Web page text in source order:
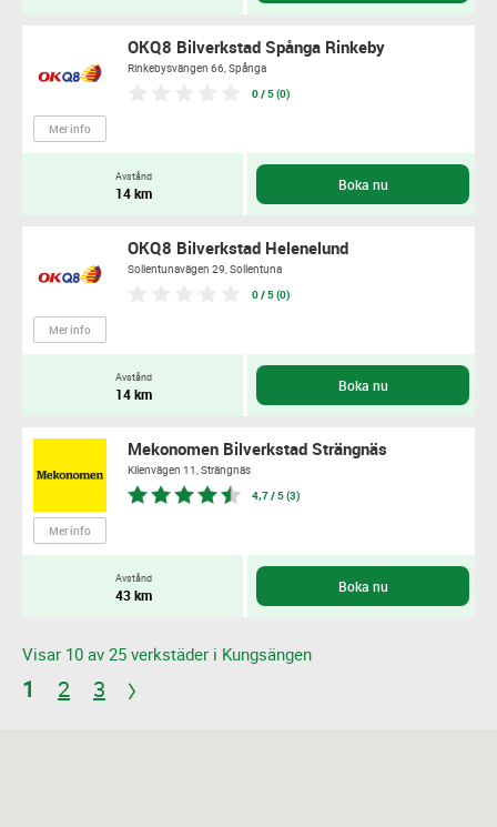
Mer info
OKQ8 Bilverkstad Spånga Rinkeby
Rinkebysvängen 66,Spånga
0 / 5 (0)
Avstånd
14 km Boka nu
Mer info
OKQ8 Bilverkstad Helenelund
Sollentunavägen 29,Sollentuna
0 / 5 (0)
Avstånd
14 km Boka nu
Mer info
Mekonomen Bilverkstad Strängnäs
Kilenvägen 11,Strängnäs
4,7 / 5 (3)
Avstånd
43 km Boka nu
Visar 10 av 25 verkstäder i Kungsängen
1 2 3